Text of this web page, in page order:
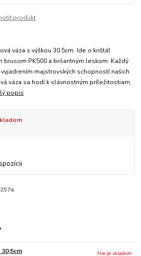
produkt
váza s výškou 30,5cm. Ide o krištáľ
brusom PK500 a brilantným leskom. Každý
majstrovských schopností našich
váza sa hodí k slávnostným príležitostiam,
popis
257a
Nie je skladom